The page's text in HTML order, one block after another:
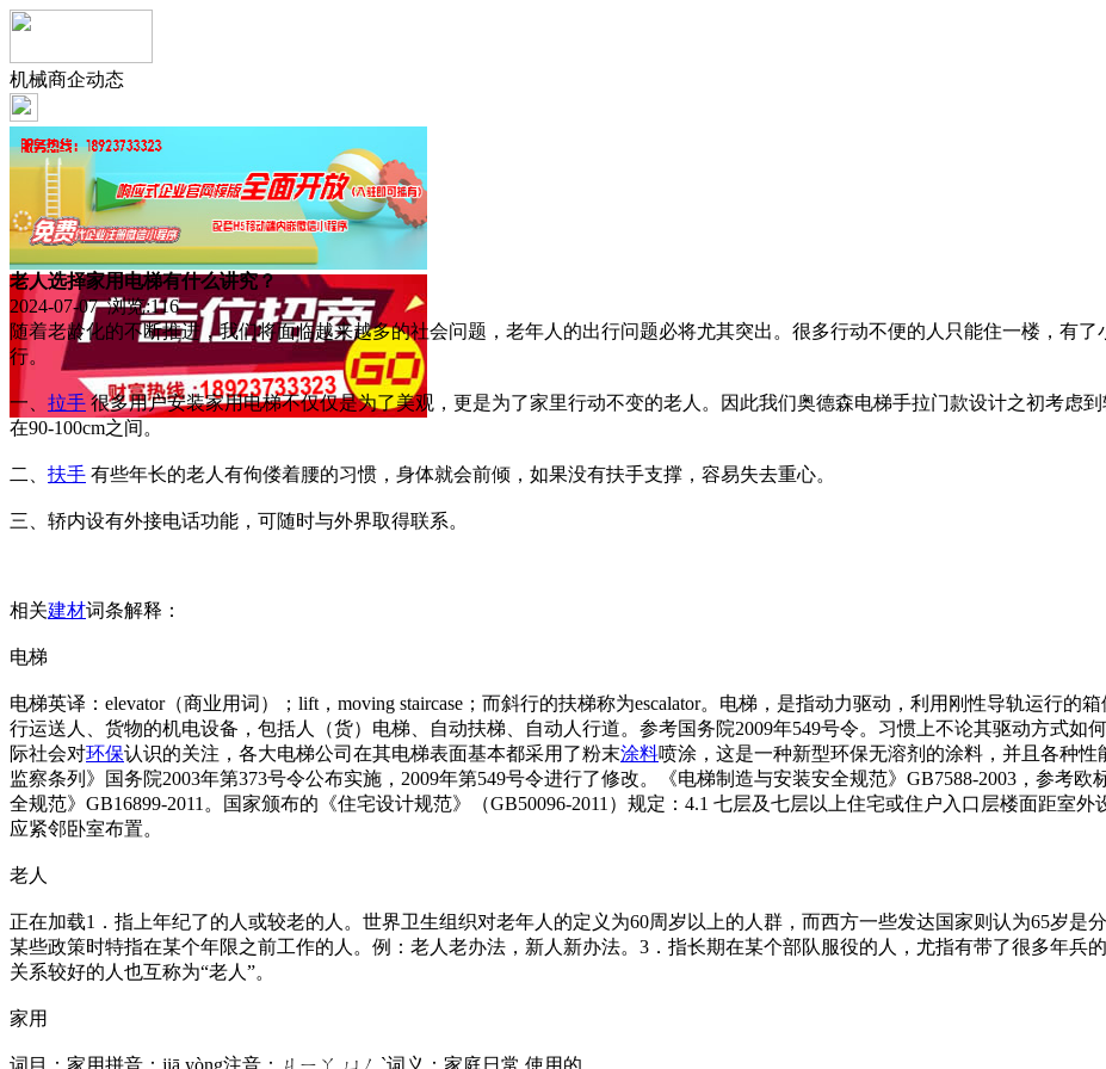
机械商企动态
老人选择家用电梯有什么讲究？
2024-07-07 浏览:116
随着老龄化的不断推进，我们将面临越来越多的社会问题，老年人的出行问题必将尤其突出。很多行动不便的人只能住一楼，有了
行。
一、 拉手 很多用户安装家用电梯不仅仅是为了美观，更是为了家里行动不变的老人。因此我们奥德森电梯手拉门款设计之初考虑
在90-100cm之间。
二、 扶手 有些年长的老人有佝偻着腰的习惯，身体就会前倾，如果没有扶手支撑，容易失去重心。
三、轿内设有外接电话功能，可随时与外界取得联系。
相关建材词条解释：
电梯
电梯英译：elevator（商业用词）；lift，moving staircase；而斜行的扶梯称为escalator。电梯，是指动力驱动，利用刚性导轨运行
行运送人、货物的机电设备，包括人（货）电梯、自动扶梯、自动人行道。参考国务院2009年549号令。习惯上不论其驱动方式如
际社会对环保认识的关注，各大电梯公司在其电梯表面基本都采用了粉末涂料喷涂，这是一种新型环保无溶剂的涂料，并且各种性
监察条列》国务院2003年第373号令公布实施，2009年第549号令进行了修改。《电梯制造与安装安全规范》GB7588-2003，参考
全规范》GB16899-2011。国家颁布的《住宅设计规范》（GB50096-2011）规定：4.1 七层及七层以上住宅或住户入口层楼面距室
应紧邻卧室布置。
老人
正在加载1．指上年纪了的人或较老的人。世界卫生组织对老年人的定义为60周岁以上的人群，而西方一些发达国家则认为65岁是
某些政策时特指在某个年限之前工作的人。例：老人老办法，新人新办法。3．指长期在某个部队服役的人，尤指有带了很多年兵
关系较好的人也互称为“老人”。
家用
词目：家用拼音：jiā yòng注音：ㄐㄧㄚ ㄩㄥˋ词义：家庭日常 使用的。